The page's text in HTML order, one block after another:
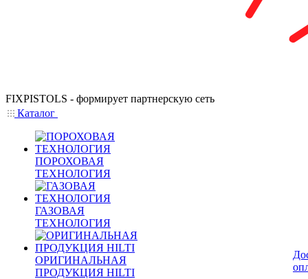
FIXPISTOLS - формирует партнерскую сеть
Каталог
ПОРОХОВАЯ
ТЕХНОЛОГИЯ
ГАЗОВАЯ
ТЕХНОЛОГИЯ
ОРИГИНАЛЬНАЯ
ПРОДУКЦИЯ HILTI